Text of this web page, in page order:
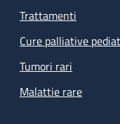
Trattamenti
Cure palliative
Tumori rari
Malattie rare